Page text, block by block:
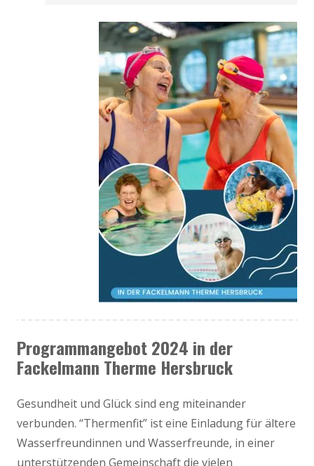
Programmangebot 2024 in der
Fackelmann Therme Hersbruck
Gesundheit und Glück sind eng miteinander
verbunden. “Thermenfit” ist eine Einladung für ältere
Wasserfreundinnen und Wasserfreunde, in einer
unterstützenden Gemeinschaft die vielen